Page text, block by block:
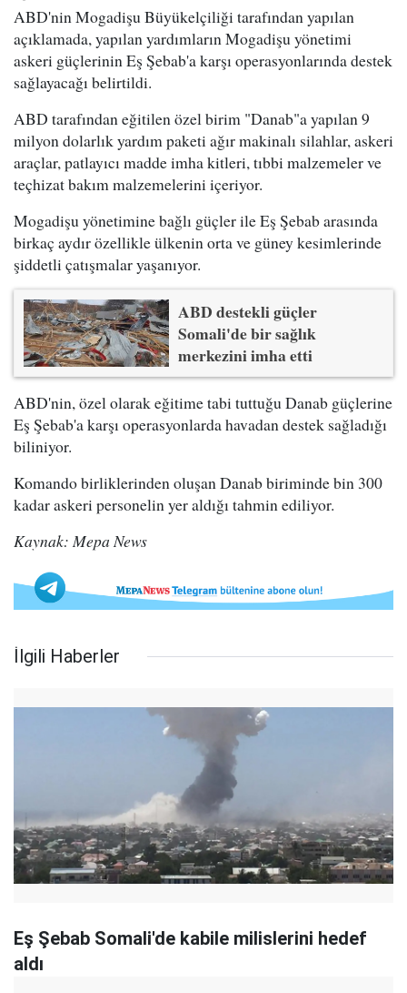
ABD'nin Mogadişu Büyükelçiliği tarafından yapılan
açıklamada, yapılan yardımların Mogadişu yönetimi
askeri güçlerinin Eş Şebab'a karşı operasyonlarında destek
sağlayacağı belirtildi.
ABD tarafından eğitilen özel birim "Danab"a yapılan 9
milyon dolarlık yardım paketi ağır makinalı silahlar, askeri
araçlar, patlayıcı madde imha kitleri, tıbbi malzemeler ve
teçhizat bakım malzemelerini içeriyor.
Mogadişu yönetimine bağlı güçler ile Eş Şebab arasında
birkaç aydır özellikle ülkenin orta ve güney kesimlerinde
şiddetli çatışmalar yaşanıyor.
ABD destekli güçler
Somali'de bir sağlık
merkezini imha etti
ABD'nin, özel olarak eğitime tabi tuttuğu Danab güçlerine
Eş Şebab'a karşı operasyonlarda havadan destek sağladığı
biliniyor.
Komando birliklerinden oluşan Danab biriminde bin 300
kadar askeri personelin yer aldığı tahmin ediliyor.
Kaynak: Mepa News
İlgili Haberler
Eş Şebab Somali'de kabile milislerini hedef
aldı